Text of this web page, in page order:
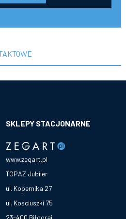
SKLEPY STACJONARNE
www.zegart.pl
TOPAZ Jubiler
ul. Kopernika 27
ul. Kościuszki 75